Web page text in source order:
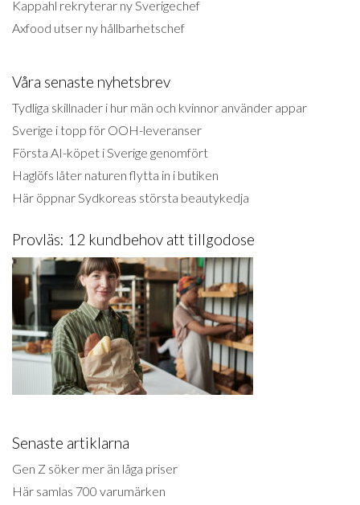
Kappahl rekryterar ny Sverigechef
Axfood utser ny hållbarhetschef
Våra senaste nyhetsbrev
Tydliga skillnader i hur män och kvinnor använder appar
Sverige i topp för OOH-leveranser
Första AI-köpet i Sverige genomfört
Haglöfs låter naturen flytta in i butiken
Här öppnar Sydkoreas största beautykedja
Provläs: 12 kundbehov att tillgodose
Senaste artiklarna
Gen Z söker mer än låga priser
Här samlas 700 varumärken